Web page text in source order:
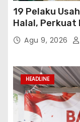
19 Pelaku
Halal, Perkuat
Agu 9, 2026
HEADLINE